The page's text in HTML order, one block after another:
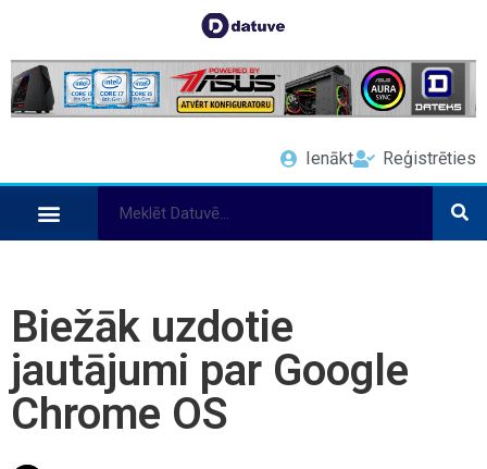
Ienākt Reģistrēties
Biežāk uzdotie
jautājumi par Google
Chrome OS